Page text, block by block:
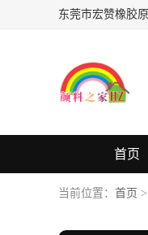
首页
当前位置： 首页 >